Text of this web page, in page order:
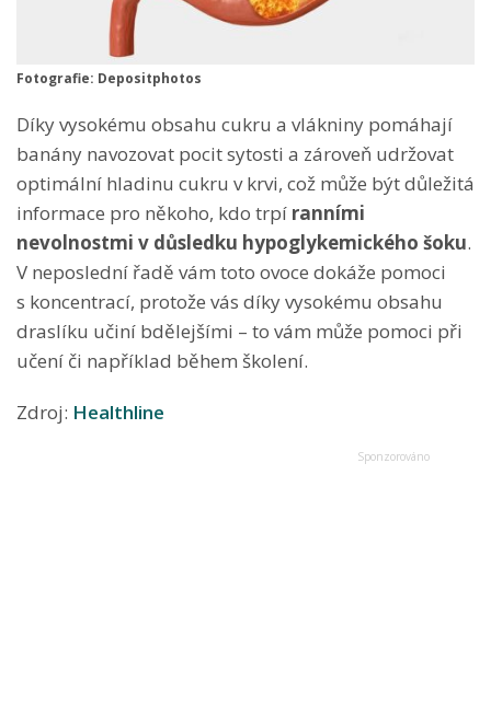
Fotografie: Depositphotos
Díky vysokému obsahu cukru a vlákniny pomáhají
banány navozovat pocit sytosti a zároveň udržovat
optimální hladinu cukru v krvi, což může být důležitá
informace pro někoho, kdo trpí ranními
nevolnostmi v důsledku hypoglykemického šoku.
V neposlední řadě vám toto ovoce dokáže pomoci
s koncentrací, protože vás díky vysokému obsahu
draslíku učiní bdělejšími – to vám může pomoci při
učení či například během školení.
Zdroj: Healthline